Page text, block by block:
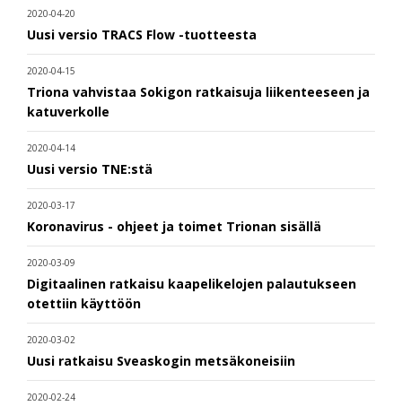
2020-04-20
Uusi versio TRACS Flow -tuotteesta
2020-04-15
Triona vahvistaa Sokigon ratkaisuja liikenteeseen ja
katuverkolle
2020-04-14
Uusi versio TNE:stä
2020-03-17
Koronavirus - ohjeet ja toimet Trionan sisällä
2020-03-09
Digitaalinen ratkaisu kaapelikelojen palautukseen
otettiin käyttöön
2020-03-02
Uusi ratkaisu Sveaskogin metsäkoneisiin
2020-02-24